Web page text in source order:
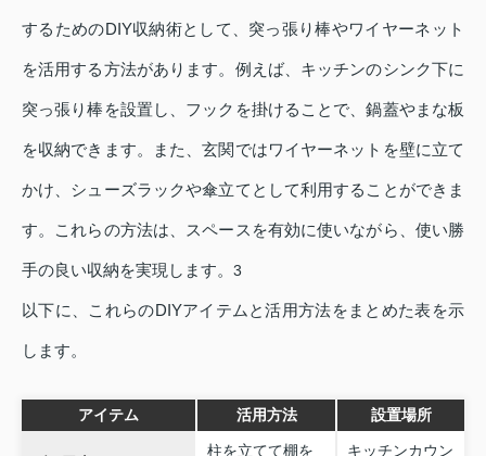
するためのDIY収納術として、突っ張り棒やワイヤーネット
を活用する方法があります。例えば、キッチンのシンク下に
突っ張り棒を設置し、フックを掛けることで、鍋蓋やまな板
を収納できます。また、玄関ではワイヤーネットを壁に立て
かけ、シューズラックや傘立てとして利用することができま
す。これらの方法は、スペースを有効に使いながら、使い勝
手の良い収納を実現します。 3
以下に、これらのDIYアイテムと活用方法をまとめた表を示
します。
アイテム 活用方法 設置場所
柱を立てて棚を キッチンカウン